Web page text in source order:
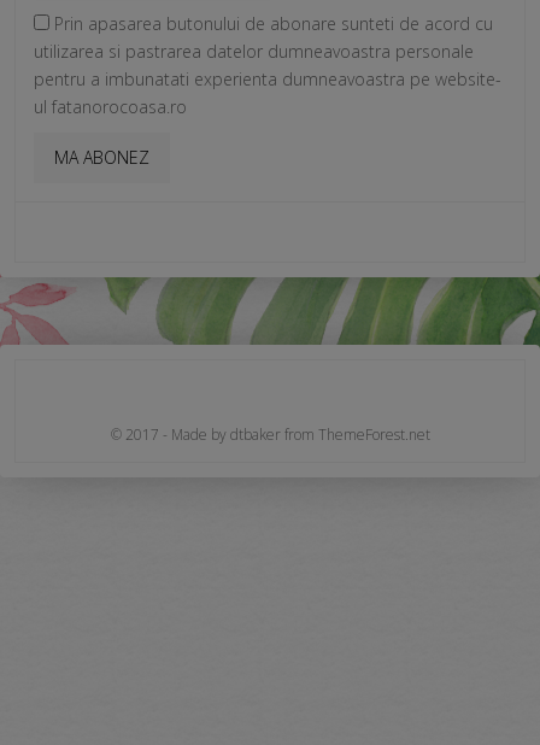
Prin apasarea butonului de abonare sunteti de acord cu
utilizarea si pastrarea datelor dumneavoastra personale
pentru a imbunatati experienta dumneavoastra pe website-
ul fatanorocoasa.ro
© 2017 - Made by dtbaker from ThemeForest.net